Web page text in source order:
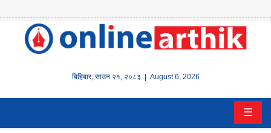
बिहिबार, साउन २१, २०८३ | August 6, 2026
होम
वित्त
☰